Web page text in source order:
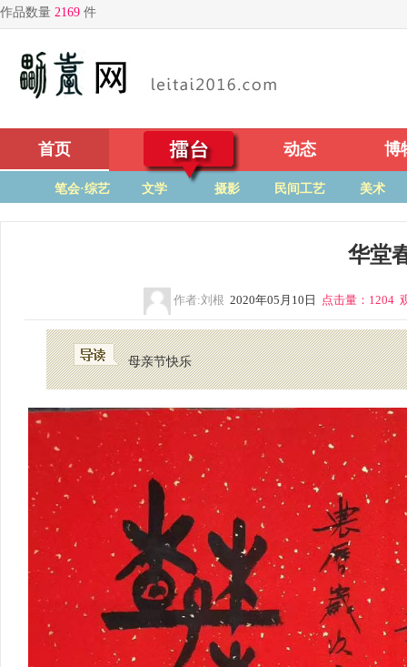
首页 擂台 动态 博
笔会·综艺 文学 摄影 民间工艺 美术
华堂
作者:刘根 2020年05月10日 点击量：1204
母亲节快乐